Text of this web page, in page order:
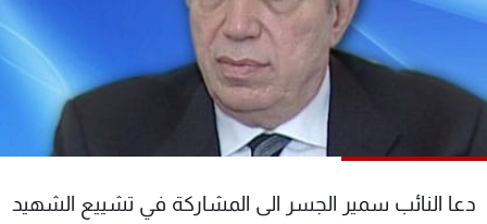
دعا النائب سمير الجسر الى المشاركة في تشييع الشهيد
كأس العالم
الترددات